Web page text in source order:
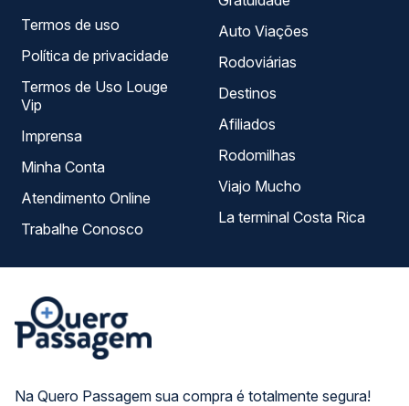
Na Quero Passagem sua compra é totalmente segura!
Termos de uso
Política de privacidade
Termos de Uso Louge
Vip
Imprensa
Minha Conta
Atendimento Online
Trabalhe Conosco
Auto Viações
Rodoviárias
Destinos
Afiliados
Rodomilhas
Viajo Mucho
La terminal Costa Rica